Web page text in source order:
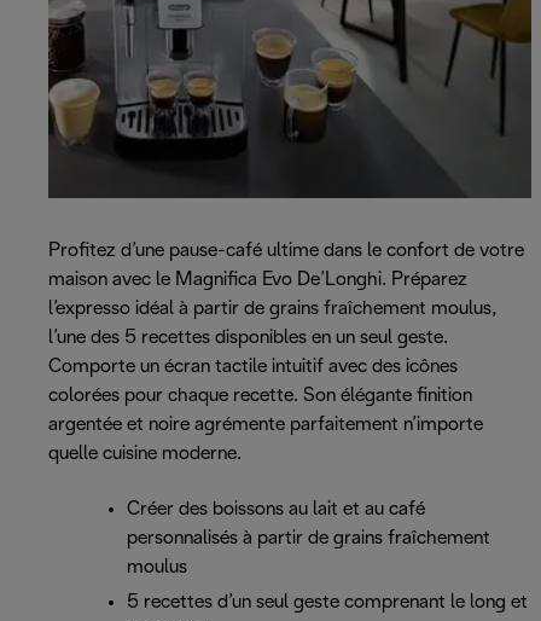
Profitez d’une pause-café ultime dans le confort de votre
maison avec le Magnifica Evo De’Longhi. Préparez
l’expresso idéal à partir de grains fraîchement moulus,
l’une des 5 recettes disponibles en un seul geste.
Comporte un écran tactile intuitif avec des icônes
colorées pour chaque recette. Son élégante finition
argentée et noire agrémente parfaitement n’importe
quelle cuisine moderne.
Créer des boissons au lait et au café
personnalisés à partir de grains fraîchement
moulus
5 recettes d’un seul geste comprenant le long et